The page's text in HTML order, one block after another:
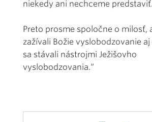
niekedy ani nechceme predstaviť.
Preto prosme spoločne o milosť,
zažívali Božie vyslobodzovanie aj
sa stávali nástrojmi Ježišovho
vyslobodzovania.“